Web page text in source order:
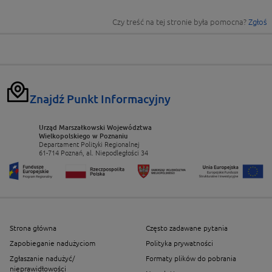
Czy treść na tej stronie była pomocna? Zgłoś
Znajdź Punkt Informacyjny
Urząd Marszałkowski Województwa
Wielkopolskiego w Poznaniu
Departament Polityki Regionalnej
61-714 Poznań, al. Niepodległości 34
Strona główna
Zapobieganie nadużyciom
Zgłaszanie nadużyć/
nieprawidłowości
Często zadawane pytania
Polityka prywatności
Formaty plików do pobrania